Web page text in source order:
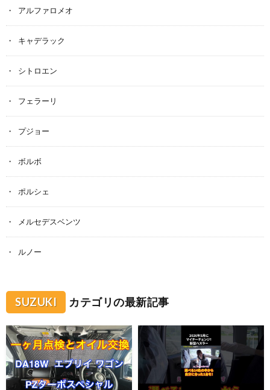
アルファロメオ
キャデラック
シトロエン
フェラーリ
プジョー
ボルボ
ポルシェ
メルセデスベンツ
ルノー
SUZUKI カテゴリの最新記事